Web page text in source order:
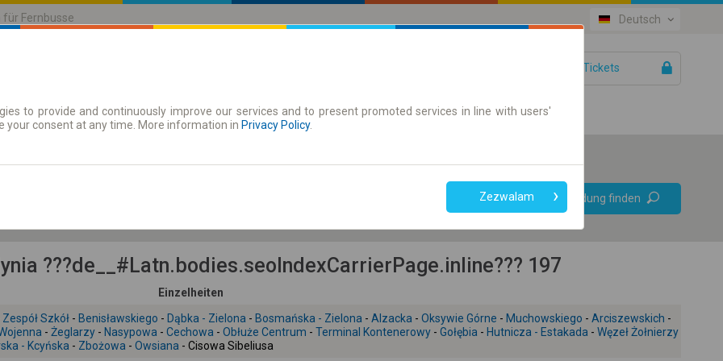
für Fernbusse Deutsch
IhreTickets
Tickets Zeitkarten
ohne Umstieg
Nur Online-Ticket
Verbindung finden
???de__#Latn.bodies.seoIndexCarrierPage.inline??? 197
Einzelheiten
Szkół - Benisławskiego - Dąbka - Zielona - Bosmańska - Zielona - Alzacka - Oksywie Górne - Muchowskiego - Arciszewskich -
- Żeglarzy - Nasypowa - Cechowa - Obłuże Centrum - Terminal Kontenerowy - Gołębia - Hutnicza - Estakada - Węzeł Żołnierzy
- Kcyńska - Zbożowa - Owsiana - Cisowa Sibeliusa
to provide and continuously improve our services and to present promoted services in line with users'
your consent at any time. More information in Privacy Policy.
Zezwalam